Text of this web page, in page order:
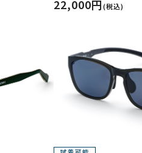
22,000円(税込)